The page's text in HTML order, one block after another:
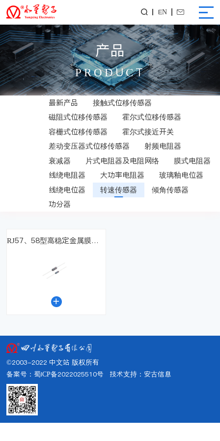
 EN 
产品
PRODUCT
最新产品
接触式位移传感器
磁阻式位移传感器
霍尔式位移传感器
容栅式位移传感器
霍尔式接近开关
差动变压器式位移传感器
射频电阻器
衰减器
片式电阻器及电阻网络
膜式电阻器
线绕电阻器
大功率电阻器
玻璃釉电位器
线绕电位器
转速传感器
倾角传感器
功分器
RJ57、58型高稳定金属膜固定电阻器（国军标）

©2003-2022 中文站 版权所有
备案号：蜀ICP备2022025510号 技术支持： 安古信息